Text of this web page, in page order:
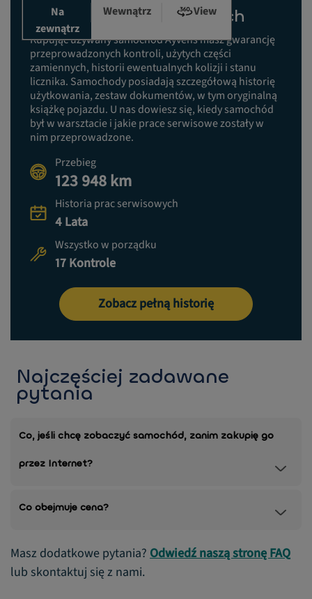
Na
zewnątrz
Wewnątrz View
Historia prac serwisowych
Kupując używany samochód Ayvens masz gwarancję
przeprowadzonych kontroli, użytych części
zamiennych, historii ewentualnych kolizji i stanu
licznika. Samochody posiadają szczegółową historię
użytkowania, zestaw dokumentów, w tym oryginalną
książkę pojazdu. U nas dowiesz się, kiedy samochód
był w warsztacie i jakie prace serwisowe zostały w
nim przeprowadzone.
Przebieg
123 948 km
Historia prac serwisowych
4 Lata
Wszystko w porządku
17 Kontrole
Zobacz pełną historię
Najczęściej zadawane
pytania
Co, jeśli chcę zobaczyć samochód, zanim zakupię go
przez Internet?
Co obejmuje cena?
Masz dodatkowe pytania? Odwiedź naszą stronę FAQ
lub skontaktuj się z nami.